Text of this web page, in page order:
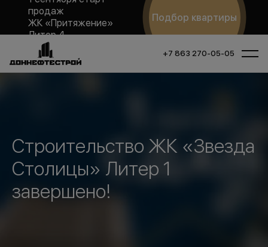
продаж
ЖК «Притяжение»
Литер 4
Подбор квартиры
+7 863 270-05-05
Строительство ЖК «Звезда
Столицы» Литер 1
завершено!